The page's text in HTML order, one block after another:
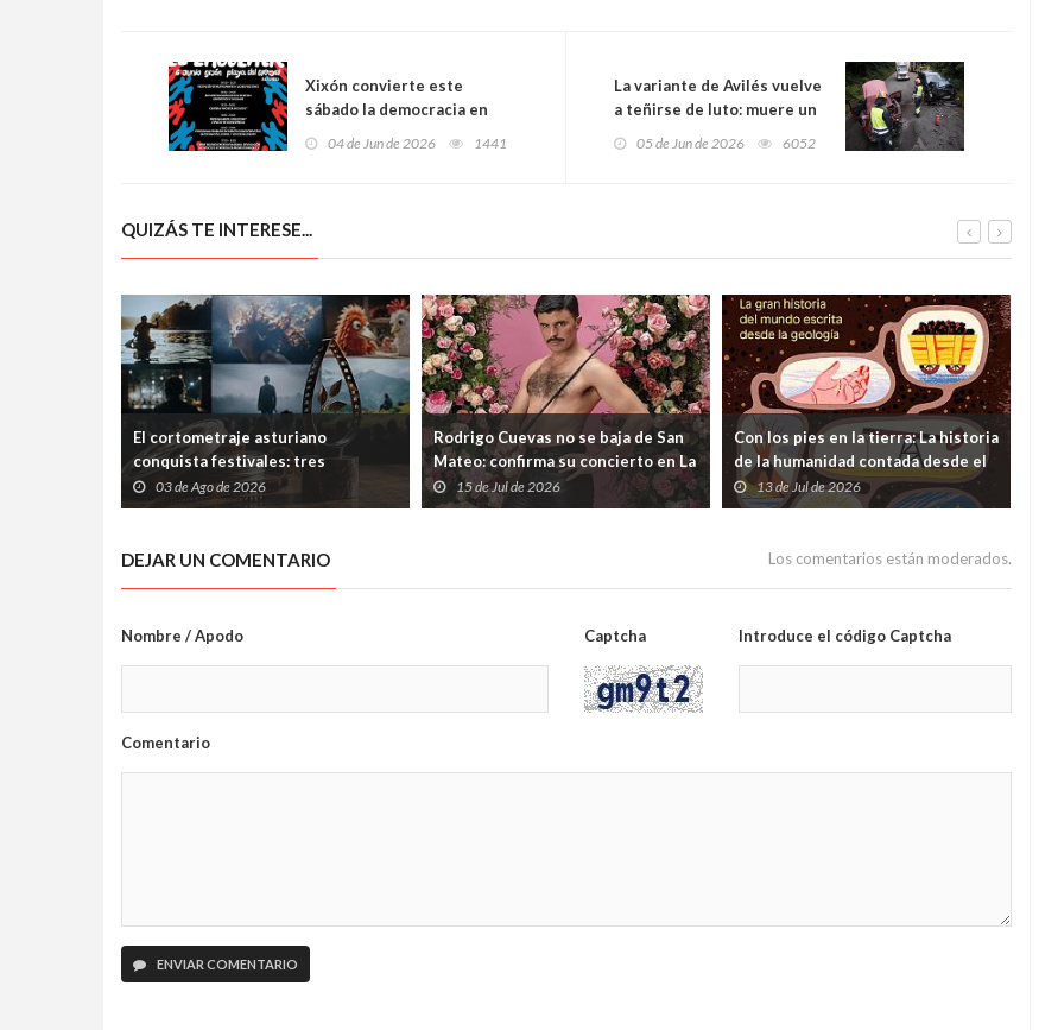
Xixón convierte este
sábado la democracia en
una cita joven con deporte,
04 de Jun de 2026 1441
La variante de Avilés vuelve
a teñirse de luto: muere un
joven de 32 años en un
05 de Jun de 2026 6052
QUIZÁS TE INTERESE...
El cortometraje asturiano
conquista festivales: tres
producciones de Laboral
Cinemateca suman nuevos premios
03 de Ago de 2026
Rodrigo Cuevas no se baja de San
Mateo: confirma su concierto en La
Ería tras las dudas lanzadas desde
el Ayuntamiento
15 de Jul de 2026
Con los pies en la tierra: La historia
de la humanidad contada desde el
subsuelo
13 de Jul de 2026
DEJAR UN COMENTARIO Los comentarios están moderados.
Nombre / Apodo Captcha Introduce el código Captcha
Comentario
ENVIAR COMENTARIO